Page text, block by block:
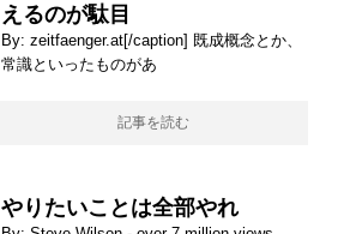
えるのが駄目
By: zeitfaenger.at[/caption] 既成概念とか、
常識といったものがあ
記事を読む
やりたいことは全部やれ